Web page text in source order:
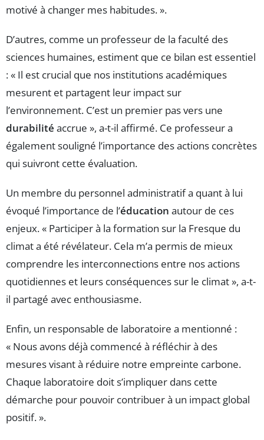
motivé à changer mes habitudes. ».
D’autres, comme un professeur de la faculté des
sciences humaines, estiment que ce bilan est essentiel
: « Il est crucial que nos institutions académiques
mesurent et partagent leur impact sur
l’environnement. C’est un premier pas vers une
durabilité accrue », a-t-il affirmé. Ce professeur a
également souligné l’importance des actions concrètes
qui suivront cette évaluation.
Un membre du personnel administratif a quant à lui
évoqué l’importance de l’éducation autour de ces
enjeux. « Participer à la formation sur la Fresque du
climat a été révélateur. Cela m’a permis de mieux
comprendre les interconnections entre nos actions
quotidiennes et leurs conséquences sur le climat », a-t-
il partagé avec enthousiasme.
Enfin, un responsable de laboratoire a mentionné :
« Nous avons déjà commencé à réfléchir à des
mesures visant à réduire notre empreinte carbone.
Chaque laboratoire doit s’impliquer dans cette
démarche pour pouvoir contribuer à un impact global
positif. ».